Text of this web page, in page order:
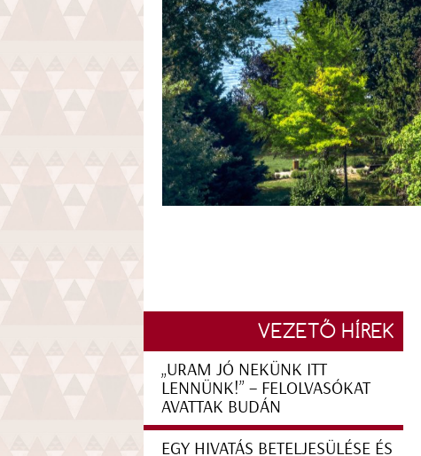
VEZETŐ HÍREK
„URAM JÓ NEKÜNK ITT
LENNÜNK!” – FELOLVASÓKAT
AVATTAK BUDÁN
EGY HIVATÁS BETELJESÜLÉSE ÉS